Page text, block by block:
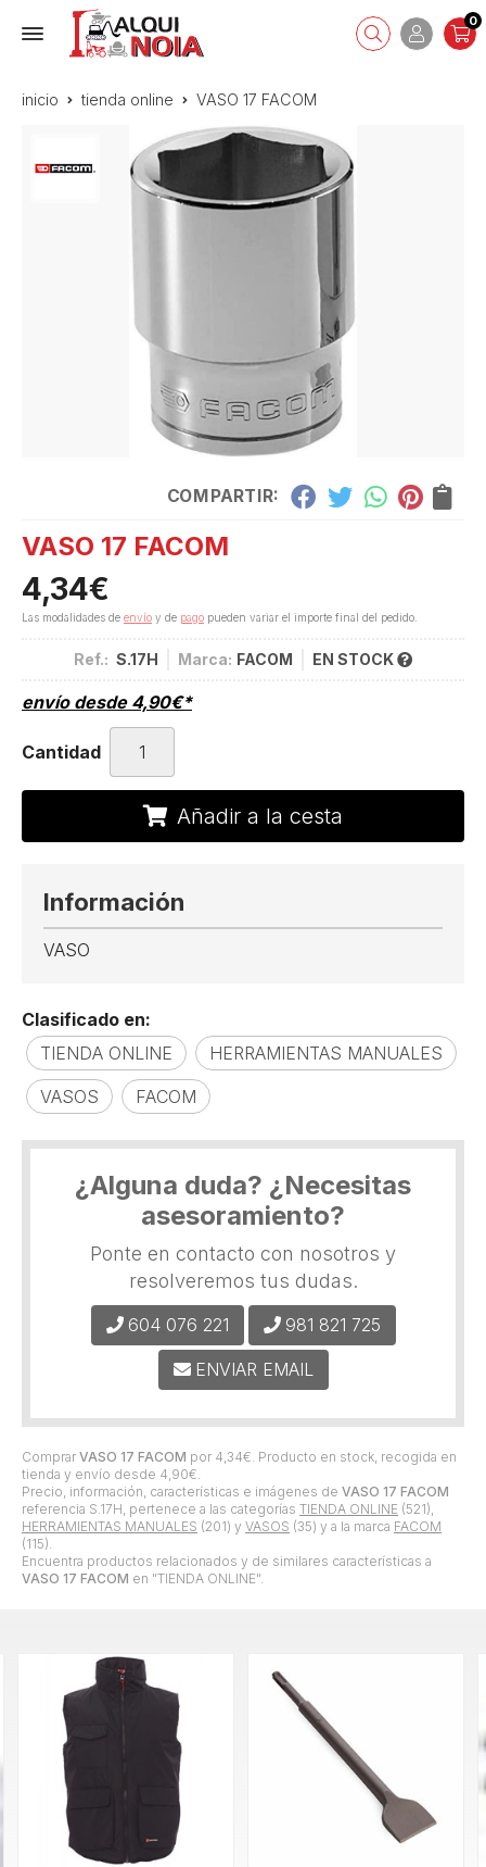
0
inicio tienda online VASO 17 FACOM
COMPARTIR:
VASO 17 FACOM
4,34€
Las modalidades de envío y de pago pueden variar el importe final del pedido.
Ref.: S.17H Marca: FACOM EN STOCK
envío desde 4,90€*
Cantidad
Añadir a la cesta
Comprar VASO 17 FACOM por 4,34€ . Producto en stock, recogida en
tienda y envío desde 4,90€
Precio, información, características e imágenes de VASO 17 FACOM
referencia S.17H, pertenece a las categorías TIENDA ONLINE (521),
HERRAMIENTAS MANUALES (201) y VASOS (35) y a la marca FACOM
(115).
Encuentra productos relacionados y de similares características a
VASO 17 FACOM en "TIENDA ONLINE".
Información
VASO
Clasificado en:
TIENDA ONLINE
HERRAMIENTAS MANUALES
VASOS
FACOM
¿Alguna duda? ¿Necesitas
asesoramiento?
Ponte en contacto con nosotros y
resolveremos tus dudas.
604 076 221 981 821 725
ENVIAR EMAIL